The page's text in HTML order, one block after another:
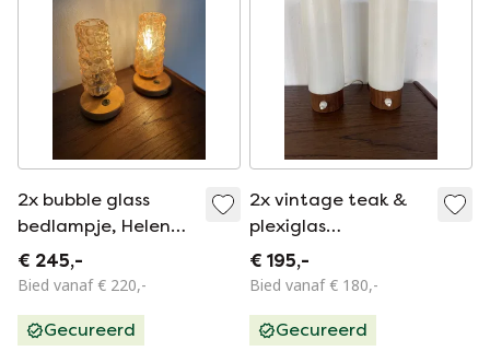
2x bubble glass
bedlampje, Helena
Tynell, Glashütte
Limburg ‘60
€ 245,-
Bied vanaf € 220,-
Gecureerd
2x vintage teak &
plexiglas
bedlampjes ‘60
€ 195,-
Bied vanaf € 180,-
Gecureerd